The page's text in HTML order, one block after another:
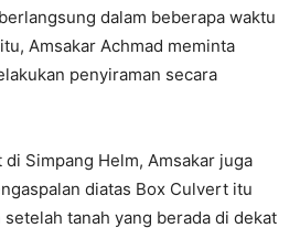
dalam beberapa waktu
Amsakar Achmad meminta
penyiraman secara
Simpang Helm, Amsakar juga
diatas Box Culvert itu
tanah yang berada di dekat